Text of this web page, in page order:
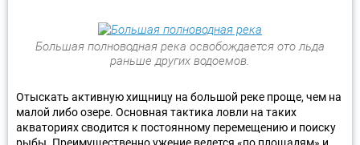
Большая полноводная река освобождается ото льда
раньше других водоемов.
Отыскать активную хищницу на большой реке проще, чем на
малой либо озере. Основная тактика ловли на таких
акваториях сводится к постоянному перемещению и поиску
рыбы. Преимущественно ужение ведется «по площадям» и